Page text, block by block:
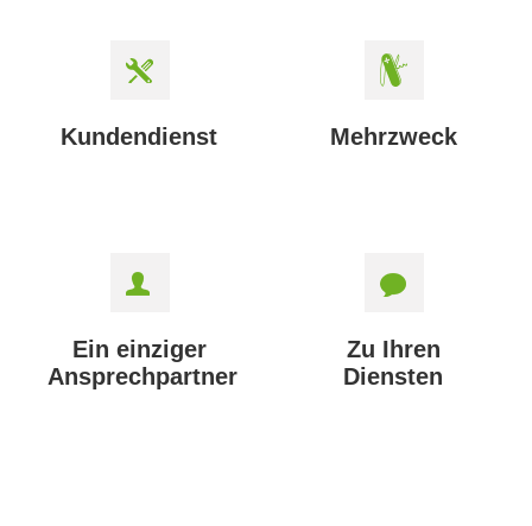
Kundendienst Mehrzweck
Ein einziger
Ansprechpartner
Zu Ihren
Diensten